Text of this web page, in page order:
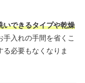
いできるタイプや乾燥
手入れの手間を省くこ
る必要もなくなりま